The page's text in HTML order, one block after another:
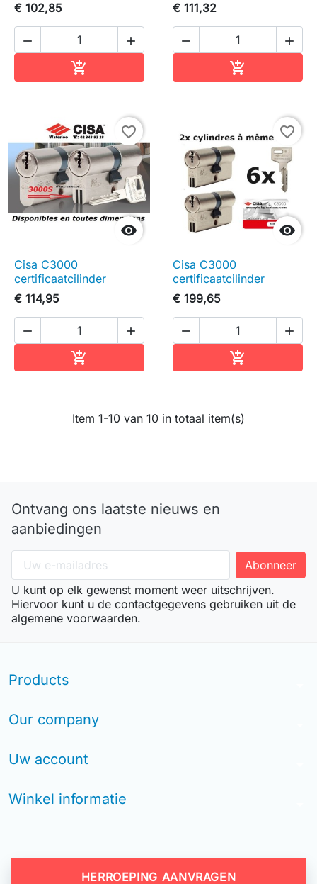
€ 102,85
 

€ 111,32
 


favorite_border
Cisa C3000
certificaatcilinder
€ 114,95
 


favorite_border
Cisa C3000
certificaatcilinder
€ 199,65
 

Item 1-10 van 10 in totaal item(s)
Ontvang ons laatste nieuws en
aanbiedingen
U kunt op elk gewenst moment weer uitschrijven.
Hiervoor kunt u de contactgegevens gebruiken uit de
algemene voorwaarden.
Products
Our company
Uw account
Winkel informatie
HERROEPING AANVRAGEN